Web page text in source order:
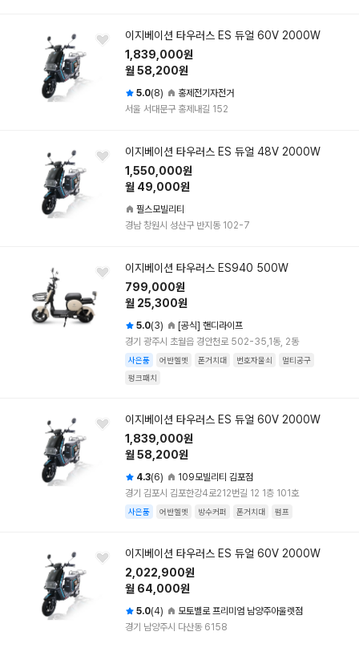
이지베이션 타우러스 ES 듀얼 60V 2000W
1,839,000원
월 58,200원
5.0(8)
홍제전기자전거
서울 서대문구 홍제내길 152
이지베이션 타우러스 ES 듀얼 48V 2000W
1,550,000원
월 49,000원
필스모빌리티
경남 창원시 성산구 반지동 102-7
이지베이션 타우러스 ES940 500W
799,000원
월 25,300원
5.0(3)
[공식] 핸디라이프
경기 광주시 초월읍 경안천로 502-35,1동, 2동
사은품 어반헬멧 폰거치대 번호자물쇠
멀티공구
펑크패치
이지베이션 타우러스 ES 듀얼 60V 2000W
1,839,000원
월 58,200원
4.3(6)
109모빌리티 김포점
경기 김포시 김포한강4로212번길 12 1층 101호
사은품 어반헬멧 방수커퍼 폰거치대 펌프
이지베이션 타우러스 ES 듀얼 60V 2000W
2,022,900원
월 64,000원
5.0(4)
모토벨로 프리미엄 남양주아울렛점
경기 남양주시 다산동 6158